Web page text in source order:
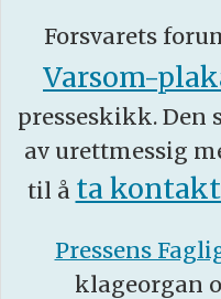
Forsvarets
Varsom-
presseskikk. Den
av urettmessig
til å ta
Pressens
klageorgan